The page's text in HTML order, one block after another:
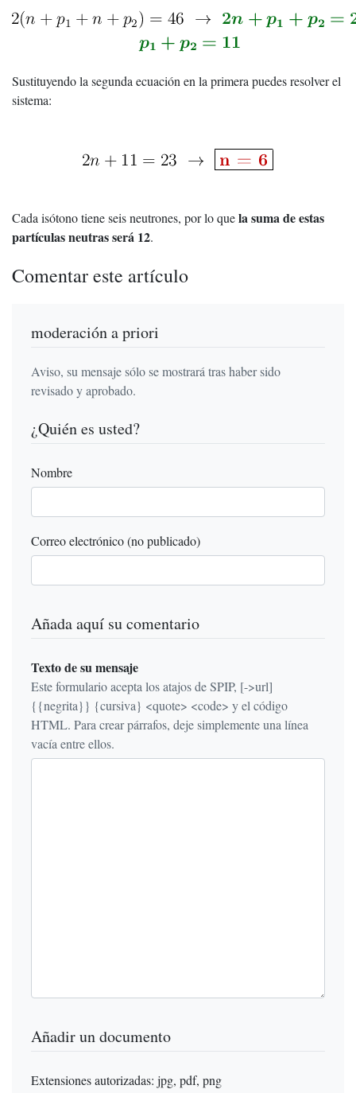
Sustituyendo la segunda ecuación en la primera puedes resolver el
sistema:
Cada isótono tiene seis neutrones, por lo quela suma de estas
partículas neutras será 12.
Comentar este artículo
moderación a priori
Aviso, su mensaje sólo se mostrará tras haber sido
revisado y aprobado.
¿Quién es usted?
Nombre
Correo electrónico (no publicado)
Añada aquí su comentario
Texto de su mensaje
Este formulario acepta los atajos de SPIP, [->url]
{{negrita}} {cursiva} <quote> <code> y el código
HTML. Para crear párrafos, deje simplemente una línea
vacía entre ellos.
Añadir un documento
Extensiones autorizadas: jpg, pdf, png